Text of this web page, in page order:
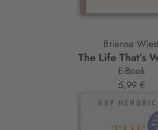
Brianna
The Life That’s
E-Book
5,99 €